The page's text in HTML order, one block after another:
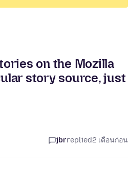
on the Mozilla
story source, just
jbrreplied2 เดือนก่อน